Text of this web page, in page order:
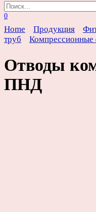
Search
for:
0
Home Продукция
труб
Отводы
ПНД